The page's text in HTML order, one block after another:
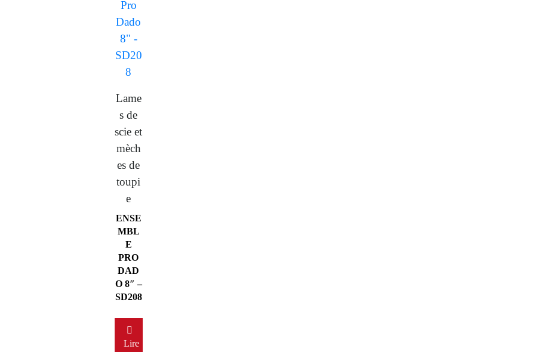
Lame
s de
scie et
mèch
es de
toupi
e
ENSE
MBL
E
PRO
DAD
O 8″ –
SD208
Lire